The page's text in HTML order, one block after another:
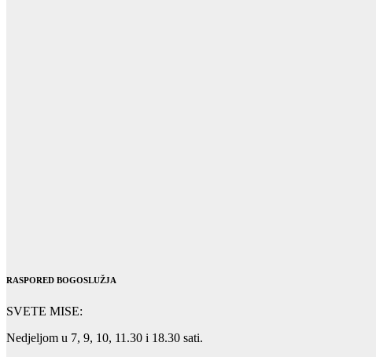
RASPORED BOGOSLUŽJA
SVETE MISE:
Nedjeljom u 7, 9, 10, 11.30 i 18.30 sati.